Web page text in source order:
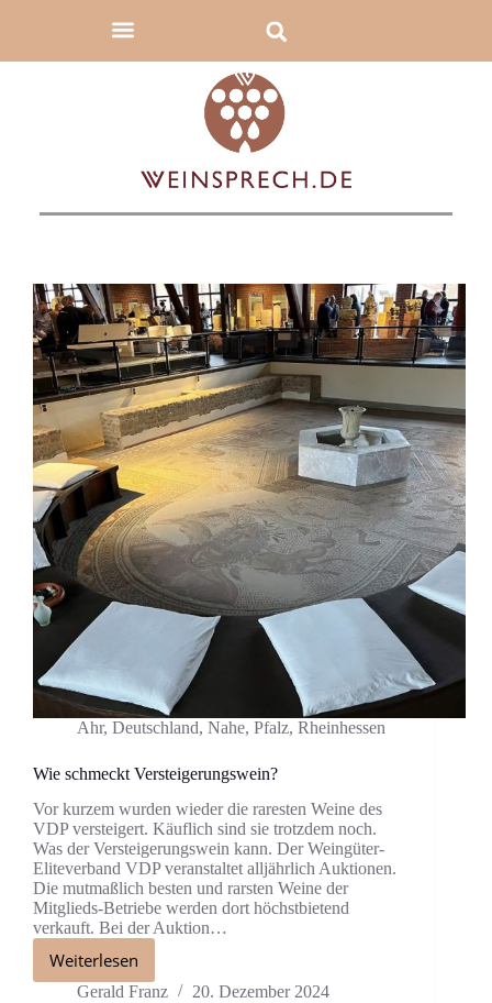
Ahr, Deutschland, Nahe, Pfalz, Rheinhessen
Wie schmeckt Versteigerungswein?
Vor kurzem wurden wieder die raresten Weine des
VDP versteigert. Käuflich sind sie trotzdem noch.
Was der Versteigerungswein kann. Der Weingüter-
Eliteverband VDP veranstaltet alljährlich Auktionen.
Die mutmaßlich besten und rarsten Weine der
Mitglieds-Betriebe werden dort höchstbietend
verkauft. Bei der Auktion…
Weiterlesen
Gerald Franz 20. Dezember 2024